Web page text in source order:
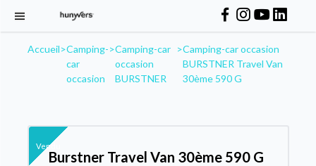
Accueil>Camping-
car
occasion
>Camping-car
occasion
BURSTNER
>Camping-car occasion
BURSTNER Travel Van
30ème 590 G
Vendu
Burstner Travel Van 30ème 590 G